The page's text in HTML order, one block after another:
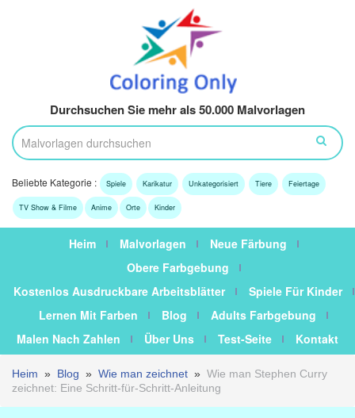
Durchsuchen Sie mehr als 50.000 Malvorlagen
Beliebte Kategorie : Spiele Karikatur Unkategorisiert Tiere Feiertage
TV Show & Filme Anime Orte Kinder
Heim Malvorlagen
Neue Färbung
Obere Farbgebung
Kostenlos Ausdruckbare Arbeitsblätter
Spiele Für Kinder
Lernen Mit Farben
Blog
Adults Farbgebung
Malen Nach Zahlen
Über Uns Test-Seite Kontakt
Heim » Blog » Wie man zeichnet » Wie man Stephen Curry
zeichnet: Eine Schritt-für-Schritt-Anleitung